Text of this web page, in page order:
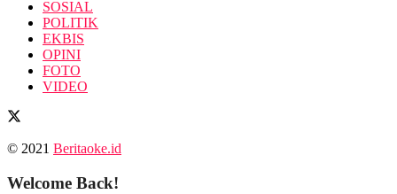
SOSIAL
POLITIK
EKBIS
OPINI
FOTO
VIDEO
© 2021 Beritaoke.id
Welcome Back!